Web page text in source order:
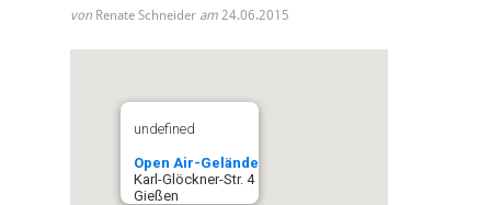
von Renate Schneider am 24.06.2015
undefined
Open Air-Gelände
Karl-Glöckner-Str. 4
Gießen